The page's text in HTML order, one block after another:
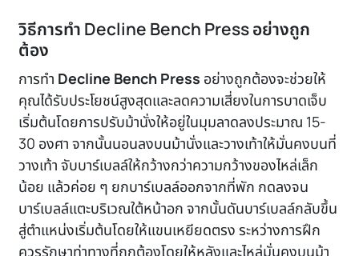
วิธีการทำ Decline Bench Press อย่างถูก
ต้อง
การทำ Decline Bench Press อย่างถูกต้องจะช่วยให้
คุณได้รับประโยชน์สูงสุดและลดความเสี่ยงในการบาดเจ็บ
เริ่มต้นโดยการปรับม้านั่งให้อยู่ในมุมลาดลงประมาณ 15-
30 องศา จากนั้นนอนลงบนม้านั่งและวางเท้าให้มั่นคงบนที่
วางเท้า จับบาร์เบลล์ให้กว้างกว่าความกว้างของไหล่เล็ก
น้อย แล้วค่อย ๆ ยกบาร์เบลล์ออกจากที่พัก กดลงจน
บาร์เบลล์แตะบริเวณใต้หน้าอก จากนั้นดันบาร์เบลล์กลับขึ้น
สู่ตำแหน่งเริ่มต้นโดยให้แขนเหยียดตรง ระหว่างการฝึก
ควรรักษาท่าทางที่ถูกต้องโดยให้หลังและไหล่มั่นคงบนม้า